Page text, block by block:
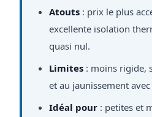
Atouts : prix le plus
excellente isolation
quasi nul.
Limites : moins rigide,
et au jaunissement
Idéal pour : petites et